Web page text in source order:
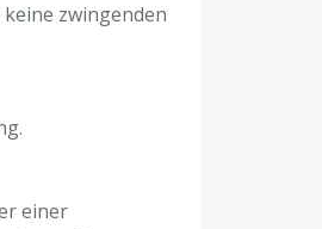
zwingenden
einer